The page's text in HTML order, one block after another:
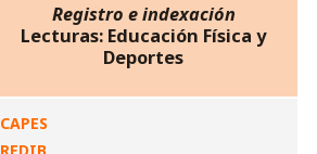
Registro e indexación
Lecturas: Educación Física y
Deportes
CAPES